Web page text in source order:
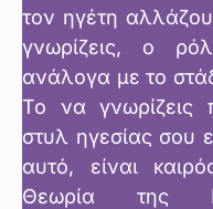
τον ηγέτη
γνωρίζεις, ο
ανάλογα με το
Το να γνωρίζεις
στυλ ηγεσίας σου
αυτό, είναι
Θεωρία της